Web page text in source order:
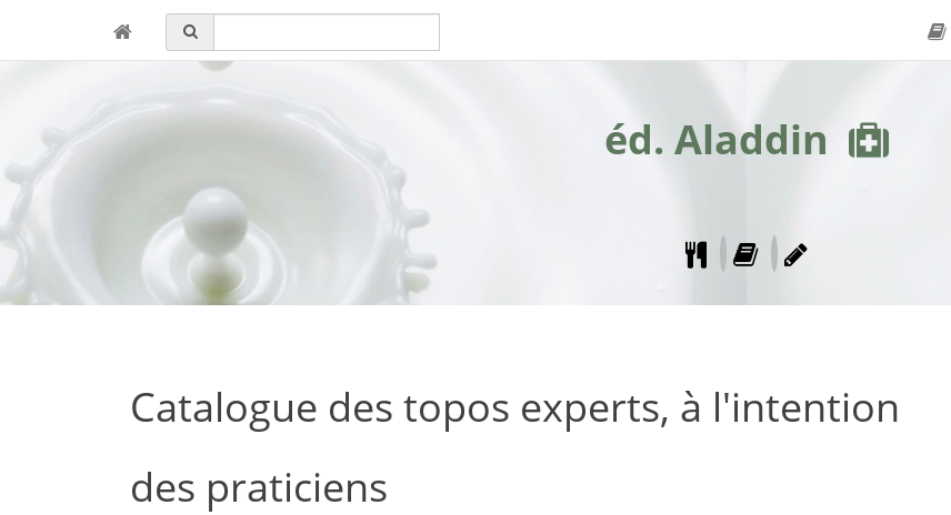
éd. Aladdin
Catalogue des topos experts, à l'intention
des praticiens